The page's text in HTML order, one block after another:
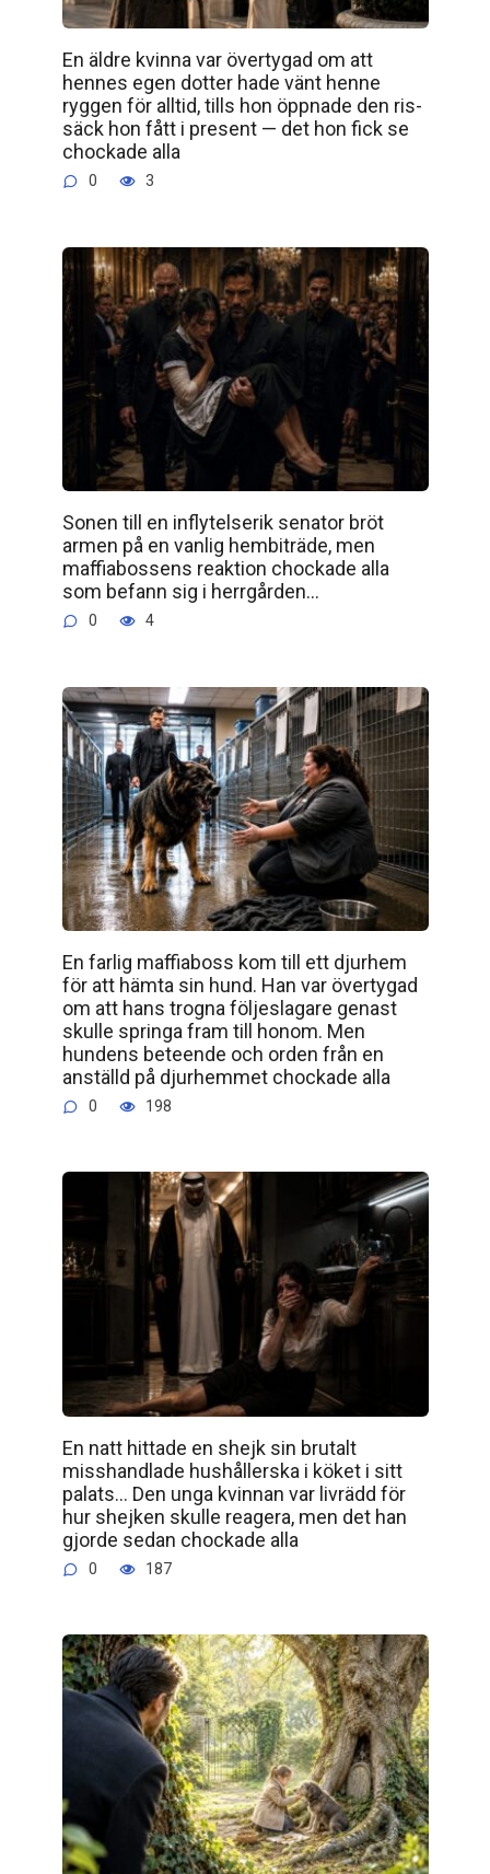
En äldre kvinna var övertygad om att
hennes egen dotter hade vänt henne
ryggen för alltid, tills hon öppnade den ris­
säck hon fått i present — det hon fick se
chockade alla
0 3
Sonen till en inflytelserik senator bröt
armen på en vanlig hembiträde, men
maffiabossens reaktion chockade alla
som befann sig i herrgården…
0 4
En farlig maffiaboss kom till ett djurhem
för att hämta sin hund. Han var övertygad
om att hans trogna följeslagare genast
skulle springa fram till honom. Men
hundens beteende och orden från en
anställd på djurhemmet chockade alla
0 198
En natt hittade en shejk sin brutalt
misshandlade hushållerska i köket i sitt
palats… Den unga kvinnan var livrädd för
hur shejken skulle reagera, men det han
gjorde sedan chockade alla
0 187